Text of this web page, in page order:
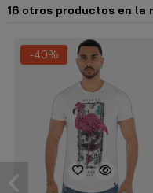
16 otros productos en la
-40%